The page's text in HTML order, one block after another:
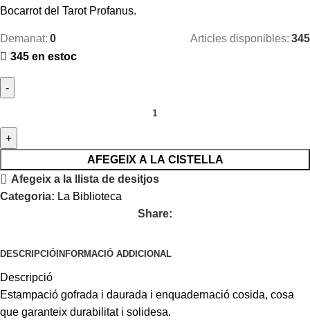
Bocarrot del Tarot Profanus.
Demanat: 0 Articles disponibles: 345
345 en estoc
AFEGEIX A LA CISTELLA
Afegeix a la llista de desitjos
Categoria: La Biblioteca
Share:
DESCRIPCIÓINFORMACIÓ ADDICIONAL
Descripció
Estampació gofrada i daurada i enquadernació cosida, cosa
que garanteix durabilitat i solidesa.